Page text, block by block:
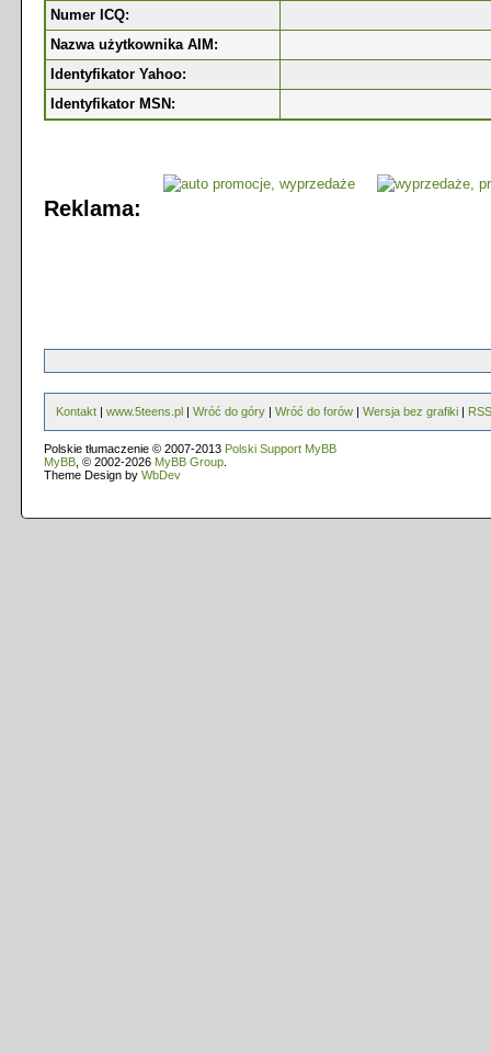
Numer ICQ:
Nazwa użytkownika AIM:
Identyfikator Yahoo:
Identyfikator MSN:
Reklama:
Kontakt | www.5teens.pl | Wróć do góry | Wróć do forów | Wersja bez grafiki | RSS
Polskie tłumaczenie © 2007-2013 Polski Support MyBB
MyBB , © 2002-2026 MyBB Group
Theme Design by WbDev